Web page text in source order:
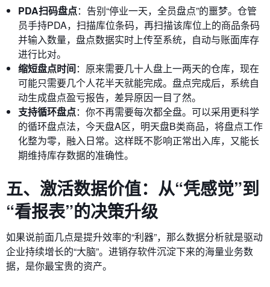
PDA扫码盘点：告别“停业一天，全员盘点”的噩梦。仓管
员手持PDA，扫描库位条码，再扫描该库位上的商品条码
并输入数量，盘点数据实时上传至系统，自动与账面库存
进行比对。
缩短盘点时间：原来需要几十人盘上一两天的仓库，现在
可能只需要几个人花半天就能完成。盘点完成后，系统自
动生成盘点盈亏报告，差异原因一目了然。
支持循环盘点：你不再需要每次都全盘。可以采用更科学
的循环盘点法，今天盘A区，明天盘B类商品，将盘点工作
化整为零，融入日常。这样既不影响正常出入库，又能长
期维持库存数据的准确性。
五、激活数据价值：从“凭感觉”到
“看报表”的决策升级
如果说前面几点是提升效率的“利器”，那么数据分析就是驱动
企业持续增长的“大脑”。进销存软件沉淀下来的海量业务数
据，是你最宝贵的资产。